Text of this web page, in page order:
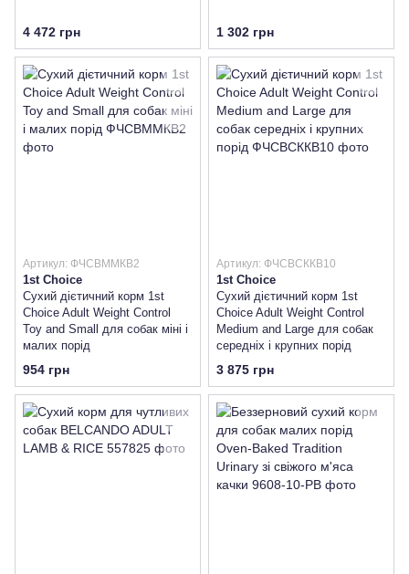
4 472 грн 1 302 грн
Артикул: ФЧСВММКВ2
1st Choice
Сухий дієтичний корм 1st
Choice Adult Weight Control
Toy and Small для собак міні і
малих порід
954 грн
Артикул: ФЧСВСККВ10
1st Choice
Сухий дієтичний корм 1st
Choice Adult Weight Control
Medium and Large для собак
середніх і крупних порід
3 875 грн